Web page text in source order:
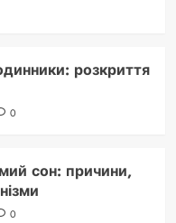
розкриття
0
сон: причини,
0